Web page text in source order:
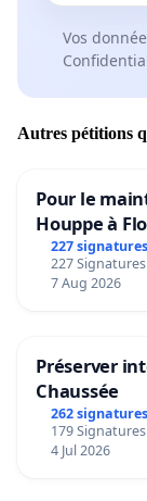
Vos
Autres pétitions
Pour le
Houppe à
227 signatures
227
7 Aug 2026
Préserver
Chaussée
262 signatures
179
4 Jul 2026